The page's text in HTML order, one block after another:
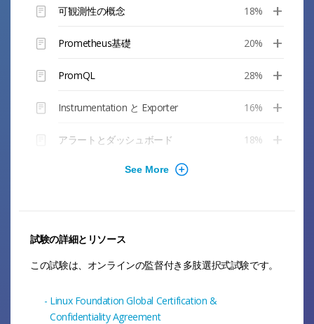
第17章 Prometheusの高可用性の実現
スケーリング
第20章 ローカル ストレージ
第21章 リモートストレージ統合
可観測性の概念 18%
Prometheus基礎 20%
PromQL 28%
Instrumentation と Exporter 16%
アラートとダッシュボード 18%
試験の詳細とリソース
この試験は、オンラインの監督付き多肢選択式試験です。
Linux Foundation Global Certification &
Confidentiality Agreement